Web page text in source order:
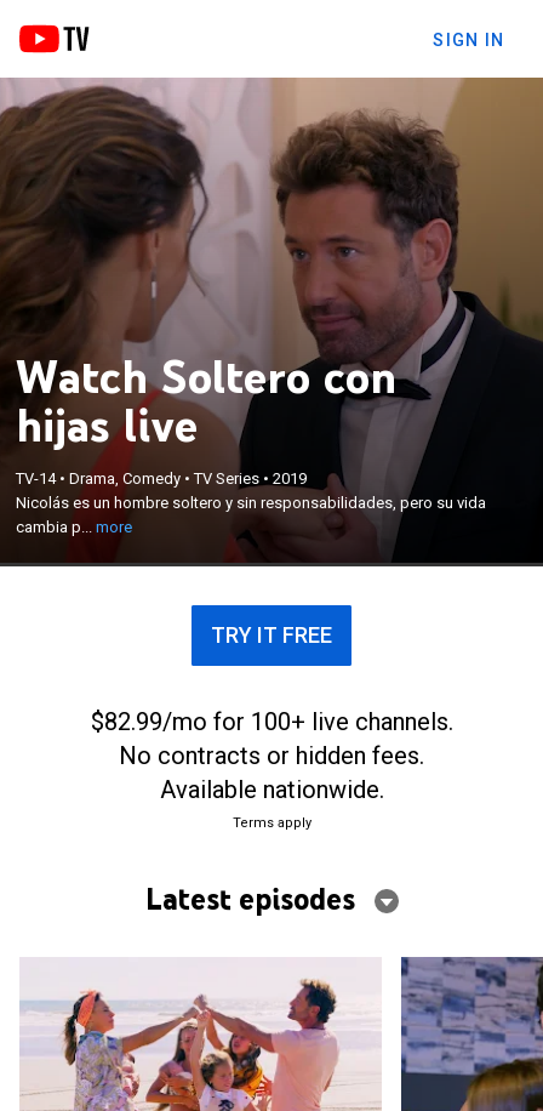
SIGN IN
Watch Soltero con
hijas live
TV-14•Drama, Comedy •TV Series •2019
Nicolás es un hombre soltero y sin responsabilidades, pero su vida
cambia p...more
Nicolás es un hombre soltero y sin
responsabilidades, pero su vida cambia por
completo cuando se tiene que hacer cargo de sus
sobrinas. Con la ayuda de Victoria, este reto de vida
se convertirá en un camino lleno de felicidad.
TRY IT FREE
$82.99/mo for 100+ live channels.
No contracts or hidden fees.
Available nationwide.
Terms apply
Latest episodes